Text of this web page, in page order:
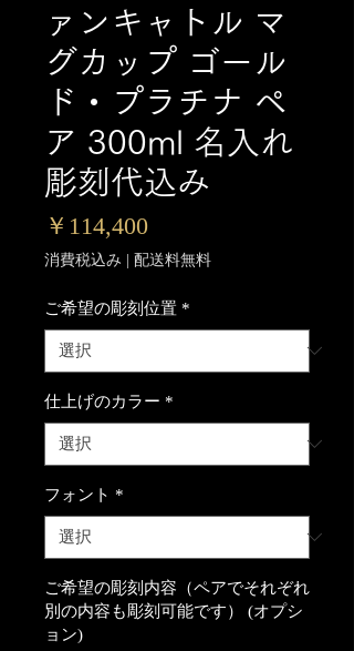
ァンキャトル マ
グカップ ゴール
ド・プラチナ ペ
ア 300ml 名入れ
彫刻代込み
￥114,400価
格
消費税込み | 配送料無料
ご希望の彫刻位置 *
仕上げのカラー *
フォント *
ご希望の彫刻内容（ペアでそれぞれ
別の内容も彫刻可能です） (オプシ
ョン)